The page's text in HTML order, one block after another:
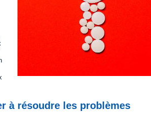
à résoudre les problèmes